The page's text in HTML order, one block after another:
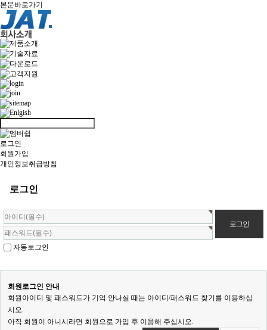
본문바로가기
로그인
회원가입
개인정보취급방침
로그인
자동로그인
회원로그인 안내
회원아이디 및 패스워드가 기억 안나실 때는 아이디/패스워드 찾기를 이용하십
시오.
아직 회원이 아니시라면 회원으로 가입 후 이용해 주십시오.